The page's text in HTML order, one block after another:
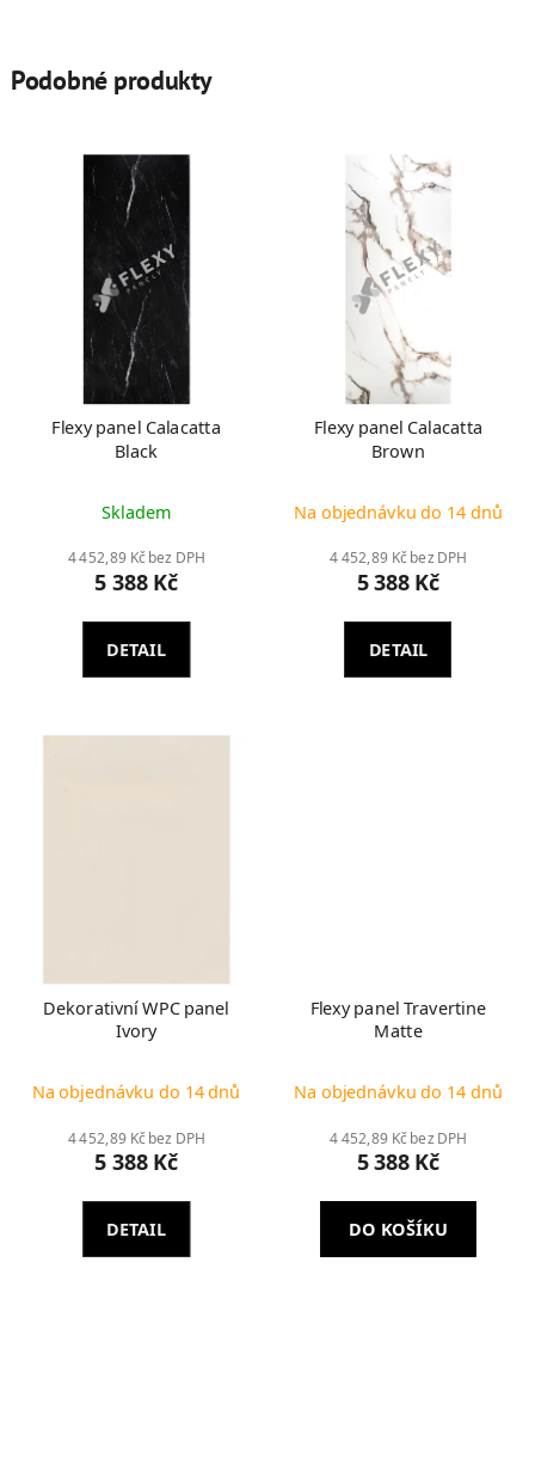
Podobné produkty
Flexy panel Calacatta
Black
Skladem
4 452,89 Kč bez DPH
5 388 Kč
DETAIL
Flexy panel Calacatta
Brown
Na objednávku do 14 dnů
4 452,89 Kč bez DPH
5 388 Kč
DETAIL
Dekorativní WPC panel
Ivory
Na objednávku do 14 dnů
4 452,89 Kč bez DPH
5 388 Kč
DETAIL
Flexy panel Travertine
Matte
Na objednávku do 14 dnů
4 452,89 Kč bez DPH
5 388 Kč
DO KOŠÍKU